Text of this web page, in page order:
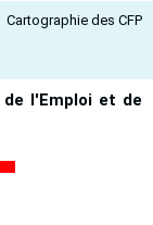
Cartographie des CFP
l'Emploi et de